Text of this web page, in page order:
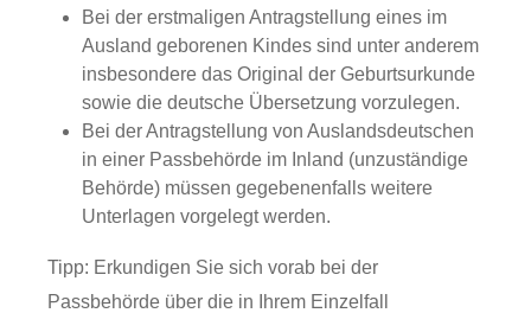
Bei der erstmaligen Antragstellung eines im
Ausland geborenen Kindes sind unter anderem
insbesondere das Original der Geburtsurkunde
sowie die deutsche Übersetzung vorzulegen.
Bei der Antragstellung von Auslandsdeutschen
in einer Passbehörde im Inland (unzuständige
Behörde) müssen gegebenenfalls weitere
Unterlagen vorgelegt werden.
Tipp: Erkundigen Sie sich vorab bei der
Passbehörde über die in Ihrem Einzelfall